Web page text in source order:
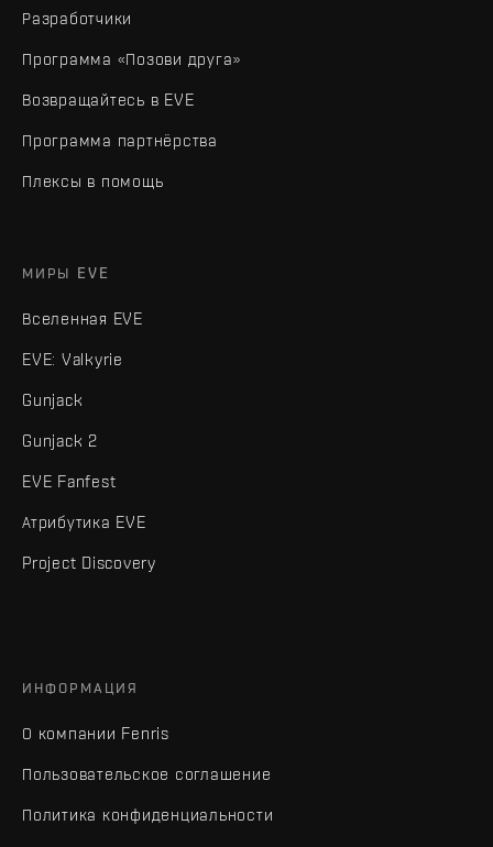
Разработчики
Программа «Позови друга»
Возвращайтесь в EVE
Программа партнёрства
Плексы в помощь
МИРЫ EVE
Вселенная EVE
EVE: Valkyrie
Gunjack
Gunjack 2
EVE Fanfest
Атрибутика EVE
Project Discovery
ИНФОРМАЦИЯ
О компании Fenris
Пользовательское соглашение
Политика конфиденциальности